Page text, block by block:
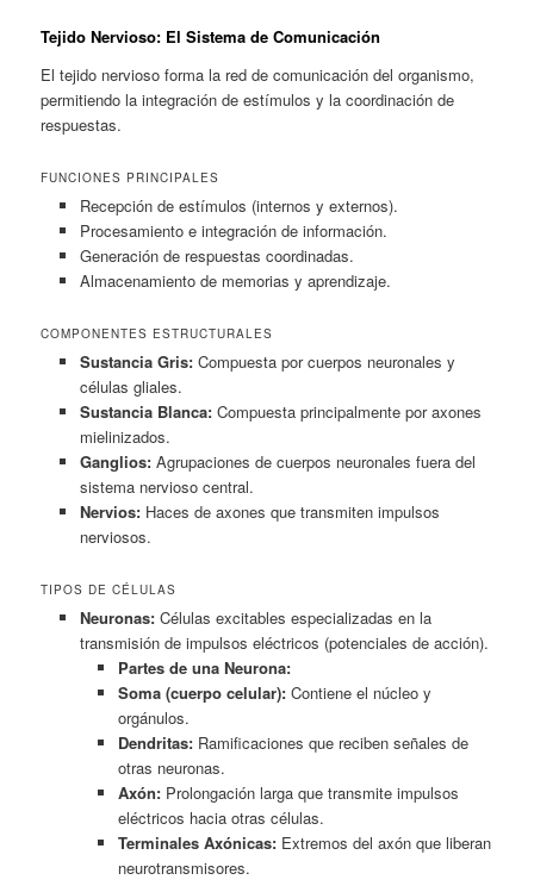
Tejido Nervioso: El Sistema de Comunicación
El tejido nervioso forma la red de comunicación del organismo,
permitiendo la integración de estímulos y la coordinación de
respuestas.
FUNCIONES PRINCIPALES
Recepción de estímulos (internos y externos).
Procesamiento e integración de información.
Generación de respuestas coordinadas.
Almacenamiento de memorias y aprendizaje.
COMPONENTES ESTRUCTURALES
Sustancia Gris:Compuesta por cuerpos neuronales y
células gliales.
Sustancia Blanca:Compuesta principalmente por axones
mielinizados.
Ganglios:Agrupaciones de cuerpos neuronales fuera del
sistema nervioso central.
Nervios:Haces de axones que transmiten impulsos
nerviosos.
TIPOS DE CÉLULAS
Neuronas:Células excitables especializadas en la
transmisión de impulsos eléctricos (potenciales de acción).
Partes de una Neurona:
Soma (cuerpo celular): Contiene el núcleo y
orgánulos.
Dendritas: Ramificaciones que reciben señales de
otras neuronas.
Axón: Prolongación larga que transmite impulsos
eléctricos hacia otras células.
Terminales Axónicas: Extremos del axón que liberan
neurotransmisores.